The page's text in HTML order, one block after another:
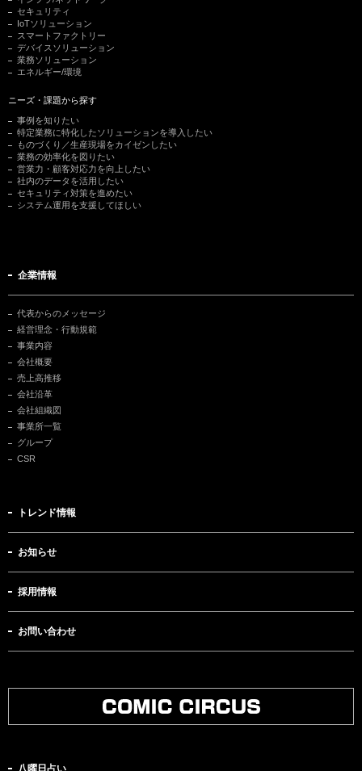
セキュリティ
IoTソリューション
スマートファクトリー
デバイスソリューション
業務ソリューション
エネルギー/環境
ニーズ・課題から探す
事例を知りたい
特定業務に特化したソリューションを導入したい
ものづくり／生産現場をカイゼンしたい
業務の効率化を図りたい
営業力・顧客対応力を向上したい
社内のデータを活用したい
セキュリティ対策を進めたい
システム運用を支援してほしい
企業情報
代表からのメッセージ
経営理念・行動規範
事業内容
会社概要
売上高推移
会社沿革
会社組織図
事業所一覧
グループ
CSR
トレンド情報
お知らせ
採用情報
お問い合わせ
八曜日占い